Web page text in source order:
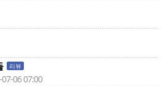
리뷰
06 07:00